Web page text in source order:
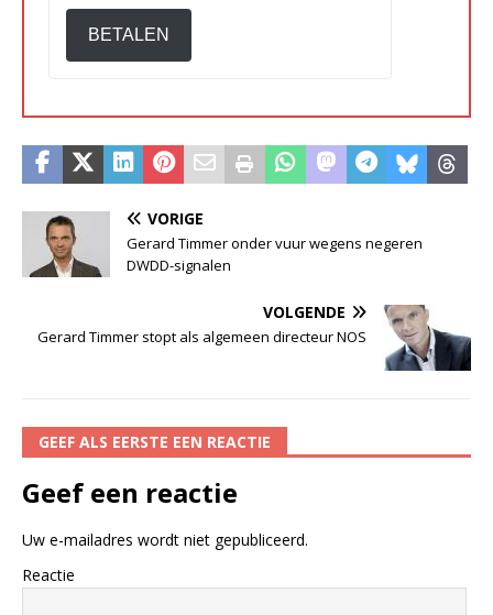
BETALEN
VORIGE
Gerard Timmer onder vuur wegens negeren
DWDD-signalen
VOLGENDE
Gerard Timmer stopt als algemeen directeur NOS
GEEF ALS EERSTE EEN REACTIE
Geef een reactie
Uw e-mailadres wordt niet gepubliceerd.
Reactie